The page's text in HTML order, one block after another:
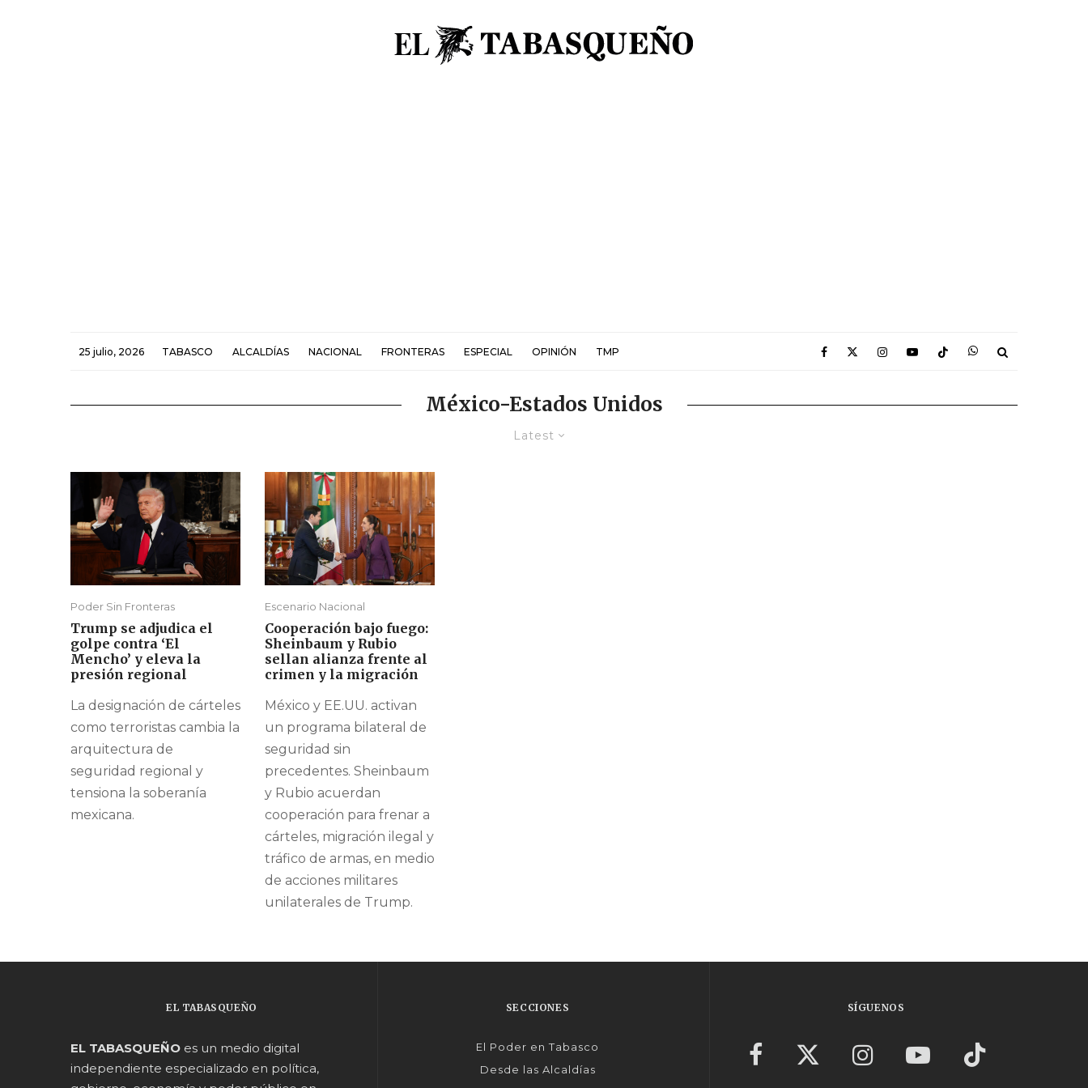
25 julio, 2026 TABASCO ALCALDÍAS NACIONAL FRONTERAS ESPECIAL OPINIÓN TMP
México-Estados Unidos
Latest
Poder Sin Fronteras
Trump se adjudica el
golpe contra ‘El
Mencho’ y eleva la
presión regional
La designación de cárteles
como terroristas cambia la
arquitectura de
seguridad regional y
tensiona la soberanía
mexicana.
Escenario Nacional
Cooperación bajo fuego:
Sheinbaum y Rubio
sellan alianza frente al
crimen y la migración
México y EE.UU. activan
un programa bilateral de
seguridad sin
precedentes. Sheinbaum
y Rubio acuerdan
cooperación para frenar a
cárteles, migración ilegal y
tráfico de armas, en medio
de acciones militares
unilaterales de Trump.
EL TABASQUEÑO
EL TABASQUEÑO es un medio digital
independiente especializado en política,
SECCIONES
El Poder en Tabasco
Desde las Alcaldías
SÍGUENOS